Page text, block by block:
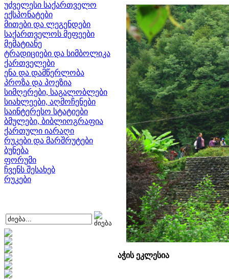
უძველესი საქართველო
ექსპონატები
მითები და ლეგენდები
საქართველოს მეფეები
მემატიანე
ტრადიციები და სიმბოლიკა
ქართველები
ენა და დამწერლობა
პროზა და პოეზია
სიმღერები, საგალობლები
სიახლეები, აღმოჩენები
საინტერესო სტატიები
ბმულები, ბიბლიოგრაფია
ქართული იარაღი
რუკები და მარშრუტები
ბუნება
ფორუმი
ჩვენს შესახებ
რუკები
აჭის ეკლესია